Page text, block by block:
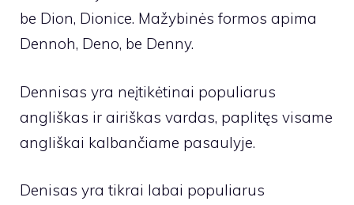
be Dion, Dionice. Mažybinės formos apima
Dennoh, Deno, be Denny.
Dennisas yra neįtikėtinai populiarus
angliškas ir airiškas vardas, paplitęs visame
angliškai kalbančiame pasaulyje.
Denisas yra tikrai labai populiarus